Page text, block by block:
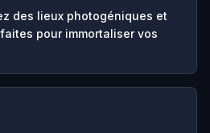
des lieux photogéniques et
pour immortaliser vos